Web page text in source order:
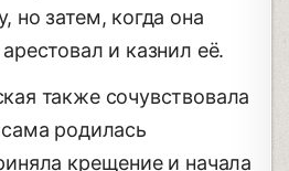
но затем, когда она
и казнил её.
также сочувствовала
родилась
крещение и начала